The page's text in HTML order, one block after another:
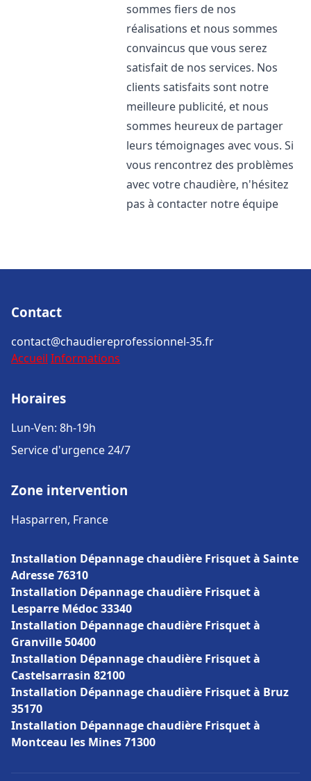
sommes fiers de nos
réalisations et nous sommes
convaincus que vous serez
satisfait de nos services. Nos
clients satisfaits sont notre
meilleure publicité, et nous
sommes heureux de partager
leurs témoignages avec vous. Si
vous rencontrez des problèmes
avec votre chaudière, n'hésitez
pas à contacter notre équipe
Contact
contact@chaudiereprofessionnel-35.fr
Accueil Informations
Horaires
Lun-Ven: 8h-19h
Service d'urgence 24/7
Zone intervention
Hasparren, France
Installation Dépannage chaudière Frisquet à Sainte
Adresse 76310
Installation Dépannage chaudière Frisquet à
Lesparre Médoc 33340
Installation Dépannage chaudière Frisquet à
Granville 50400
Installation Dépannage chaudière Frisquet à
Castelsarrasin 82100
Installation Dépannage chaudière Frisquet à Bruz
35170
Installation Dépannage chaudière Frisquet à
Montceau les Mines 71300